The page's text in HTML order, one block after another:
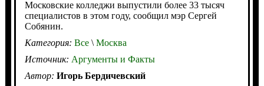
Московские колледжи выпустили более 33 тысяч
специалистов в этом году, сообщил мэр Сергей
Собянин.
Категория: Все\Москва
Источник: Аргументы и Факты
Автор: Игорь Бердичевский